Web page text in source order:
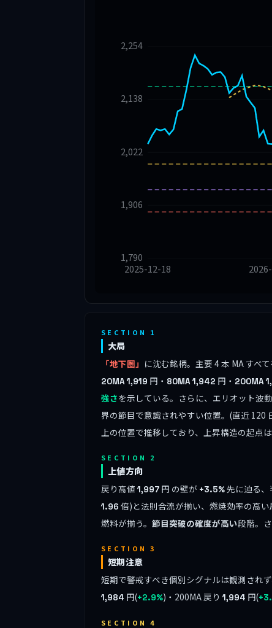
2,254
2,138
2,022
1,906
1,790
2025-12-18
SECTION 1
大局
「地下圏」 に沈む銘柄。主要 4 本 MA すべ
20MA1,919 円・ 80MA1,942 円・ 200MA
強さを示している。さらに、エリオット波
界の節目で意識されやすい位置。(直近 120
上の位置で推移しており、上昇構造の起点は
SECTION 2
上値方向
戻り高値1,997 円 の壁が +3.5%先に迫る、
1.96 倍)と法則合流が揃い、燃焼効率の高い
燃料が揃う。 節目突破の確度が高い段階。
SECTION 3
短期注意
短期で警戒すべき個別シグナルは観測され
1,984 円(+2.9%)・200MA 戻り1,994 円(
SECTION 4